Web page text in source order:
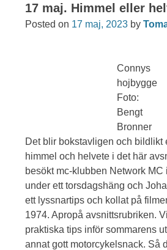
TO
17 maj. Himmel eller
Posted on 17 maj, 2023 by
Connys
hojbygge
Foto:
Bengt
Bronner
Det blir bokstavligen och bildlikt
himmel och helvete i det här
besökt mc-klubben Network MC
under ett torsdagshäng och
ett lyssnartips och kollat på
1974. Apropå avsnittsrubriken.
praktiska tips inför sommarens
annat gott motorcykelsnack. Så